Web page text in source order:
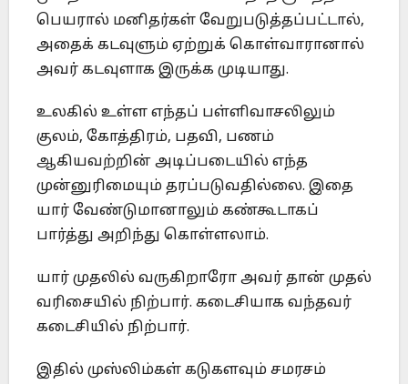
பெயரால் மனிதர்கள் வேறுபடுத்தப்பட்டால்,
அதைக் கடவுளும் ஏற்றுக் கொள்வாரானால்
அவர் கடவுளாக இருக்க முடியாது.
உலகில் உள்ள எந்தப் பள்ளிவாசலிலும்
குலம், கோத்திரம், பதவி, பணம்
ஆகியவற்றின் அடிப்படையில் எந்த
முன்னுரிமையும் தரப்படுவதில்லை. இதை
யார் வேண்டுமானாலும் கண்கூடாகப்
பார்த்து அறிந்து கொள்ளலாம்.
யார் முதலில் வருகிறாரோ அவர் தான் முதல்
வரிசையில் நிற்பார். கடைசியாக வந்தவர்
கடைசியில் நிற்பார்.
இதில் முஸ்லிம்கள் கடுகளவும் சமரசம்